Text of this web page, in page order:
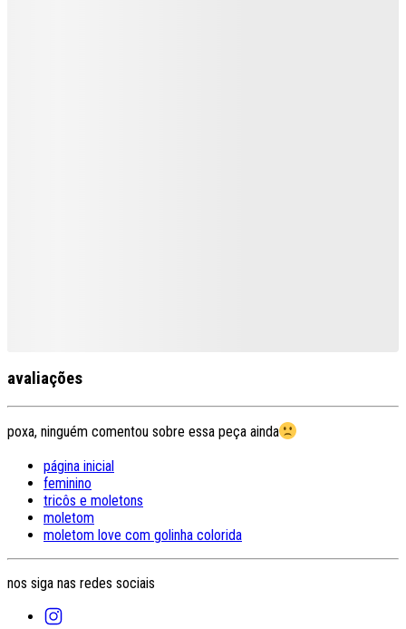
avaliações
poxa, ninguém comentou sobre essa peça ainda
página inicial
feminino
tricôs e moletons
moletom
moletom love com golinha colorida
nos siga nas redes sociais